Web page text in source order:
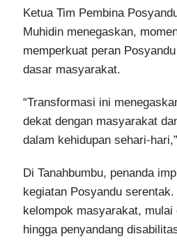
Ketua Tim Pembina
Muhidin menegaskan,
memperkuat peran
dasar masyarakat.
“Transformasi ini
dekat dengan masyarakat
dalam kehidupan sehari-
Di Tanahbumbu, penanda
kegiatan Posyandu
kelompok masyarakat,
hingga penyandang